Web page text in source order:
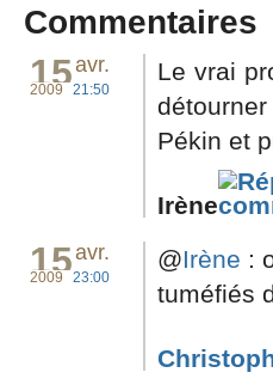
Commentaires
15avr.
2009 21:50
Le vrai
Pékin et
Irène
15avr.
2009 23:00
@Irène :
tuméfiés